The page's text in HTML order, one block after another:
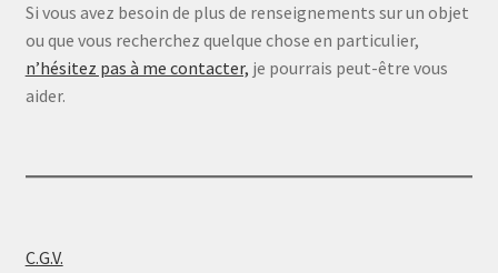
Si vous avez besoin de plus de renseignements sur un objet
ou que vous recherchez quelque chose en particulier,
n’hésitez pas à me contacter, je pourrais peut-être vous
aider.
C.G.V.